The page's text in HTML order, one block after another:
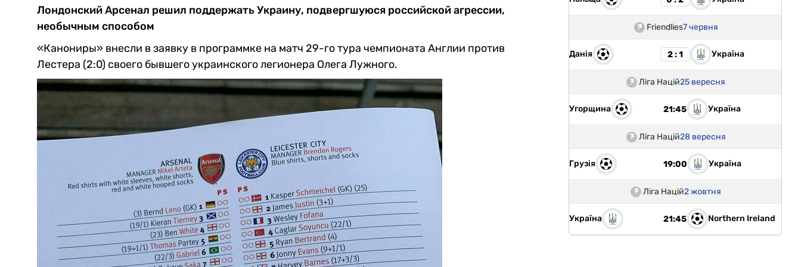
Лондонский Арсенал решил поддержать Украину, подвергшуюся российской агрессии,
необычным способом
«Канониры» внесли в заявку в программке на матч 29-го тура чемпионата Англии против
Лестера (2:0) своего бывшего украинского легионера Олега Лужного.
Friendlies7 червня
Данія 2 : 1 Україна
Ліга Націй25 вересня
Угорщина 21:45 Україна
Ліга Націй28 вересня
Грузія 19:00 Україна
Ліга Націй2 жовтня
Україна 21:45 Northern Ireland